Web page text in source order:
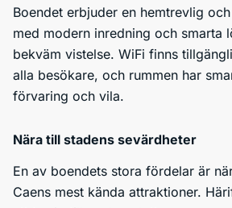
Boendet erbjuder en hemtrevlig
med modern inredning och smarta
bekväm vistelse. WiFi finns
alla besökare, och rummen har
förvaring och vila.
Nära till stadens sevärdheter
En av boendets stora fördelar är
Caens mest kända attraktioner.